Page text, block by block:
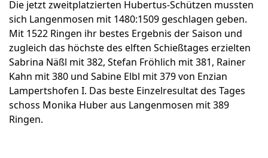
Die jetzt zweitplatzierten Hubertus-Schützen mussten
sich Langenmosen mit 1480:1509 geschlagen geben.
Mit 1522 Ringen ihr bestes Ergebnis der Saison und
zugleich das höchste des elften Schießtages erzielten
Sabrina Näßl mit 382, Stefan Fröhlich mit 381, Rainer
Kahn mit 380 und Sabine Elbl mit 379 von Enzian
Lampertshofen I. Das beste Einzelresultat des Tages
schoss Monika Huber aus Langenmosen mit 389
Ringen.